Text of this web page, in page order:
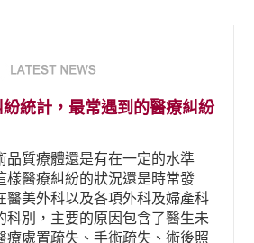
統計，最常遇到的醫療糾紛
品質療體還是有在一定的水準
樣醫療糾紛的狀況還是時常發
醫美外科以及各項外科及婦產科
科別，主要的原因包含了醫生未
療處置疏失、手術疏失、術後照